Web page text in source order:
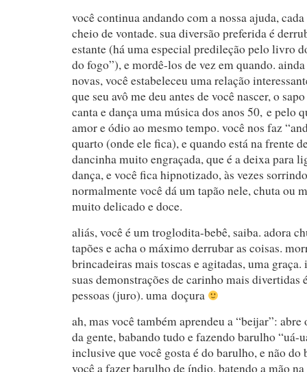
você continua andando com a nossa ajuda,
cheio de vontade. sua diversão preferida é
estante (há uma especial predileção pelo livro
do fogo”), e mordê-los de vez em quando.
novas, você estabeleceu uma relação
que seu avô me deu antes de você nascer, o
canta e dança uma música dos anos 50, e pelo
amor e ódio ao mesmo tempo. você nos faz
quarto (onde ele fica), e quando está na frente
dancinha muito engraçada, que é a deixa para
dança, e você fica hipnotizado, às vezes
normalmente você dá um tapão nele, chuta ou
muito delicado e doce.
aliás, você é um troglodita-bebê, saiba. adora
tapões e acha o máximo derrubar as coisas.
brincadeiras mais toscas e agitadas, uma
suas demonstrações de carinho mais divertidas
pessoas (juro). uma doçura
ah, mas você também aprendeu a “beijar”: abre
da gente, babando tudo e fazendo barulho “uá-
inclusive que você gosta é do barulho, e não
você a fazer barulho de índio, batendo a mão